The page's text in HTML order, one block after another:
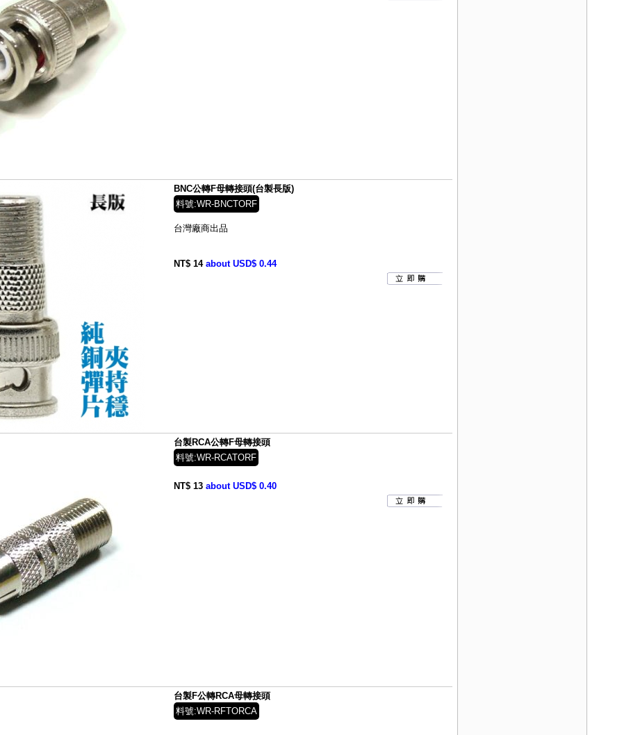
BNC公轉F母轉接頭(台製長版)
料號:WR-BNCTORF
台灣廠商出品
NT$ 14 about USD$ 0.44
台製RCA公轉F母轉接頭
料號:WR-RCATORF
NT$ 13 about USD$ 0.40
台製F公轉RCA母轉接頭
料號:WR-RFTORCA